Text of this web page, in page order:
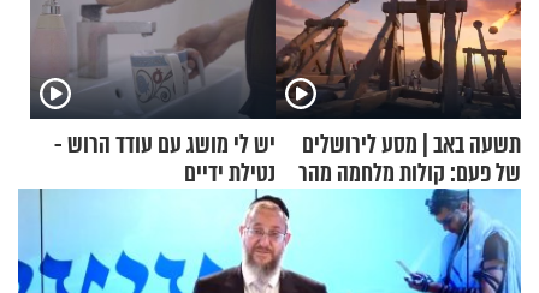
תשעה באב | מסע לירושלים
של פעם: קולות מלחמה מהר
הזיתים
יש לי מושג עם עודד הרוש -
נטילת ידיים